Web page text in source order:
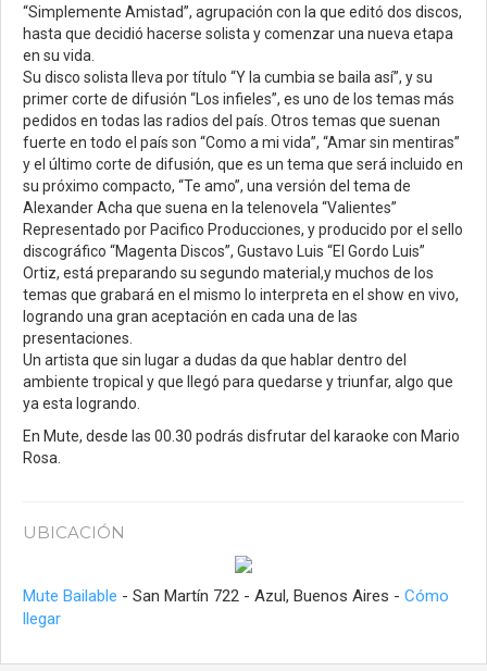
“Simplemente Amistad”, agrupación con la que editó dos discos,
hasta que decidió hacerse solista y comenzar una nueva etapa
en su vida.
Su disco solista lleva por título “Y la cumbia se baila así”, y su
primer corte de difusión “Los infieles”, es uno de los temas más
pedidos en todas las radios del país. Otros temas que suenan
fuerte en todo el país son “Como a mi vida”, “Amar sin mentiras”
y el último corte de difusión, que es un tema que será incluido en
su próximo compacto, “Te amo”, una versión del tema de
Alexander Acha que suena en la telenovela “Valientes”
Representado por Pacifico Producciones, y producido por el sello
discográfico “Magenta Discos”, Gustavo Luis “El Gordo Luis”
Ortiz, está preparando su segundo material,y muchos de los
temas que grabará en el mismo lo interpreta en el show en vivo,
logrando una gran aceptación en cada una de las
presentaciones.
Un artista que sin lugar a dudas da que hablar dentro del
ambiente tropical y que llegó para quedarse y triunfar, algo que
ya esta logrando.
En Mute, desde las 00.30 podrás disfrutar del karaoke con Mario
Rosa.
UBICACIÓN
Mute Bailable - San Martín 722 - Azul, Buenos Aires - Cómo
llegar